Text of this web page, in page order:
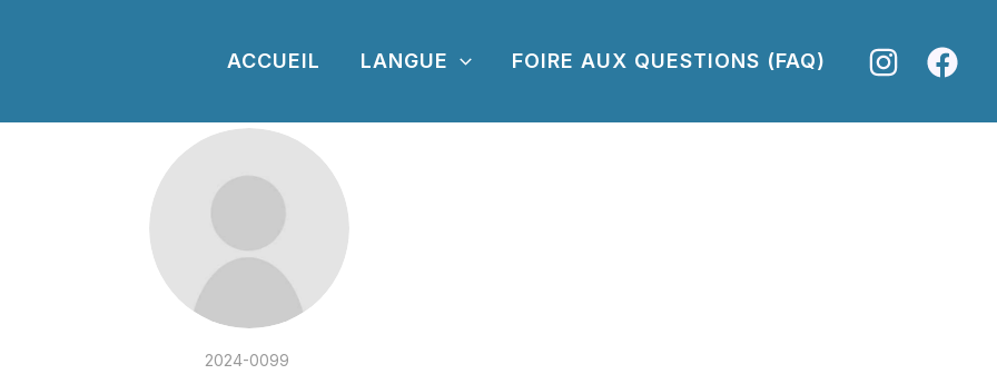
ACCUEIL LANGUE FOIRE AUX QUESTIONS (FAQ)
2024-0099